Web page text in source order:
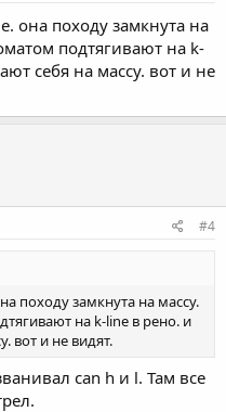
она походу замкнута на
подтягивают на k-
себя на массу. вот и не
#4
походу замкнута на массу.
на k-line в рено. и
вот и не видят.
can h и l. Там все